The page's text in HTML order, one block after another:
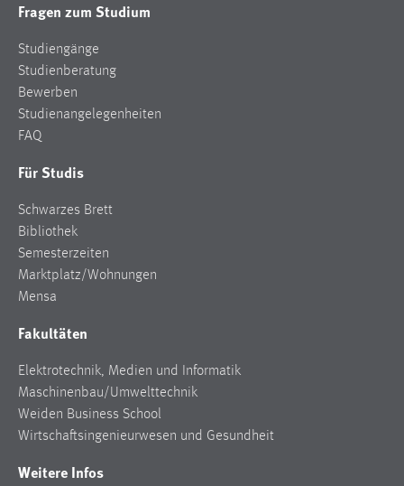
Fragen zum Studium
Studiengänge
Studienberatung
Bewerben
Studienangelegenheiten
FAQ
Für Studis
Schwarzes Brett
Bibliothek
Semesterzeiten
Marktplatz/Wohnungen
Mensa
Fakultäten
Elektrotechnik, Medien und Informatik
Maschinenbau/Umwelttechnik
Weiden Business School
Wirtschaftsingenieurwesen und Gesundheit
Weitere Infos